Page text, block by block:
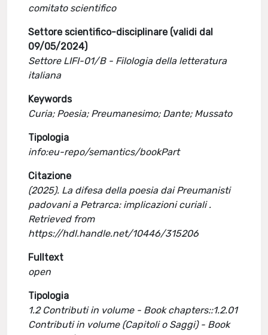
comitato scientifico
Settore scientifico-disciplinare (validi dal
09/05/2024)
Settore LIFI-01/B - Filologia della letteratura
italiana
Keywords
Curia; Poesia; Preumanesimo; Dante; Mussato
Tipologia
info:eu-repo/semantics/bookPart
Citazione
(2025). La difesa della poesia dai Preumanisti
padovani a Petrarca: implicazioni curiali .
Retrieved from
https://hdl.handle.net/10446/315206
Fulltext
open
Tipologia
1.2 Contributi in volume - Book chapters::1.2.01
Contributi in volume (Capitoli o Saggi) - Book